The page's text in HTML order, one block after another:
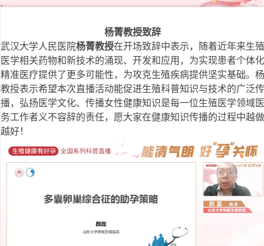
杨菁教授致辞
武汉大学人民医院杨菁教授在开场致辞中表示，随着近年来生殖
医学相关药物和新技术的涌现、开发和应用，为实现患者个体化
精准医疗提供了更多可能性，为攻克生殖疾病提供坚实基础。杨
教授表示希望本次直播活动能促进生殖科普知识与技术的广泛传
播，弘扬医学文化、传播女性健康知识是每一位生殖医学领域医
务工作者义不容辞的责任，愿大家在健康知识传播的过程中越做
越好！